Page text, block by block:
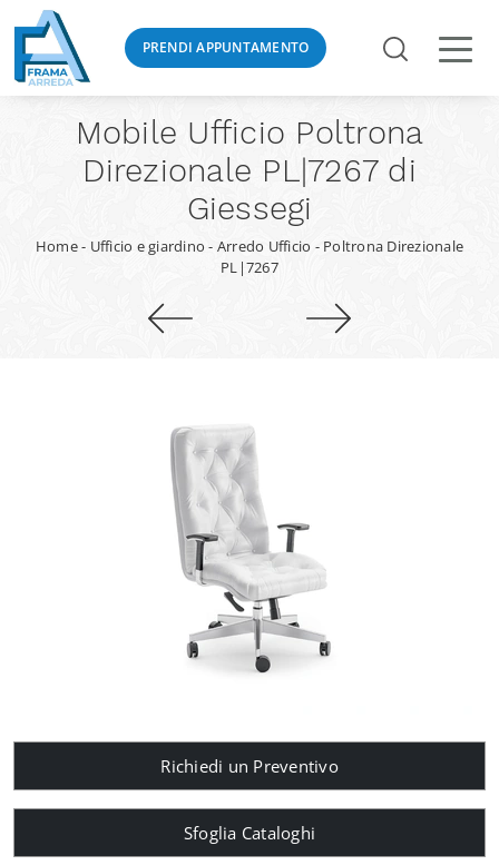
PRENDI APPUNTAMENTO
Mobile Ufficio Poltrona
Direzionale PL|7267 di
Giessegi
Home- Ufficio e giardino - Arredo Ufficio - Poltrona Direzionale
PL|7267
Richiedi un Preventivo
Sfoglia Cataloghi